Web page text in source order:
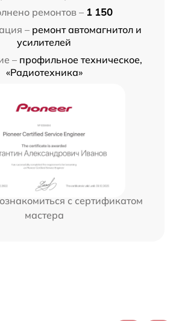
ремонтов – 1 150
– ремонт автомагнитол и
усилителей
– профильное техническое,
«Радиотехника»
с сертификатом
мастера